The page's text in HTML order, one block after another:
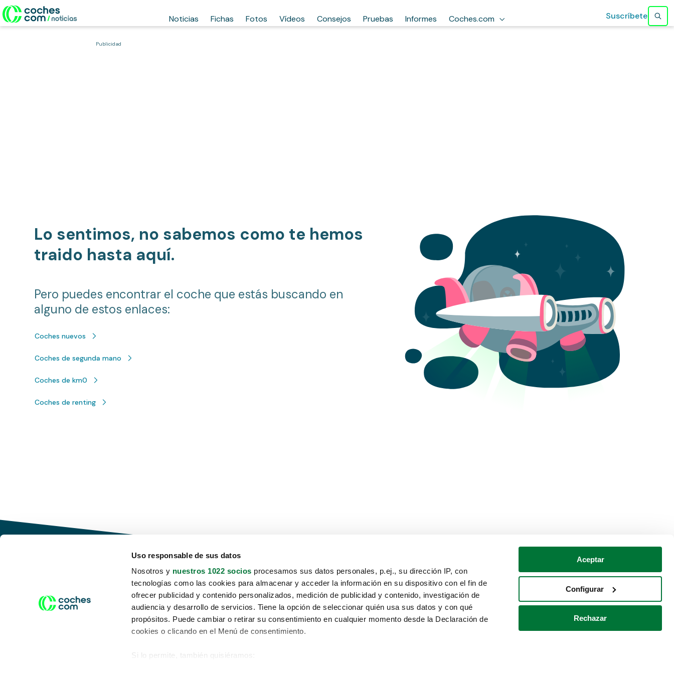
Uso responsable de sus datos
Nosotros y nuestros 1022 socios procesamos sus datos personales, p.ej., su dirección IP, con
tecnologías como las cookies para almacenar y acceder la información en su dispositivo con el fin de
ofrecer publicidad y contenido personalizados, medición de publicidad y contenido, investigación de
audiencia y desarrollo de servicios. Tiene la opción de seleccionar quién usa sus datos y con qué
propósitos. Puede cambiar o retirar su consentimiento en cualquier momento desde la Declaración de
cookies o clicando en el Menú de consentimiento.
Si lo permite, también quisiéramos:
Aceptar
Configurar
Rechazar
Noticias Fichas Fotos Vídeos Consejos Pruebas Informes Coches.com Suscríbete
Publicidad
Lo sentimos, no sabemos como te hemos
traido hasta aquí.
Pero puedes encontrar el coche que estás buscando en
alguno de estos enlaces:
Coches nuevos
Coches de segunda mano
Coches de km0
Coches de renting
Conduce tu futuro,
desata tu movilidad